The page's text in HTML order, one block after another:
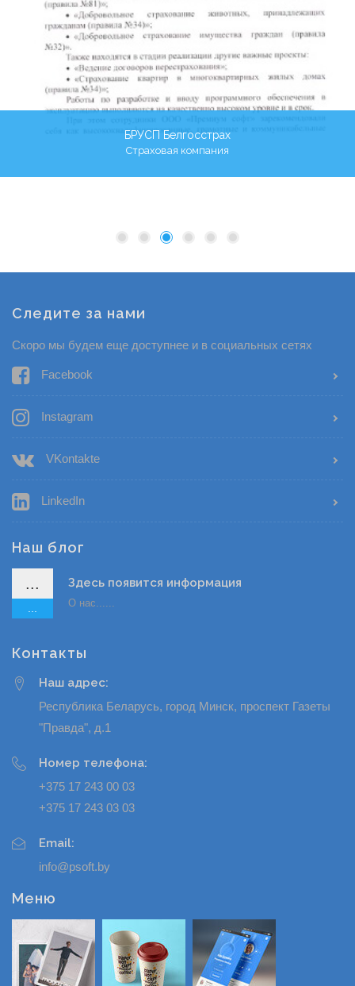
БРУСП Белгосстрах
Страховая компания
круглосуточно.
Следите за нами
Скоро мы будем еще доступнее и в социальных сетях
Facebook
Instagram
VKontakte
LinkedIn
Наш блог
... Здесь появится информация
О нас......
Контакты
Наш адрес:
Республика Беларусь, город Минск, проспект Газеты
"Правда", д.1
Номер телефона:
+375 17 243 00 03
+375 17 243 03 03
Email:
info@psoft.by
Меню